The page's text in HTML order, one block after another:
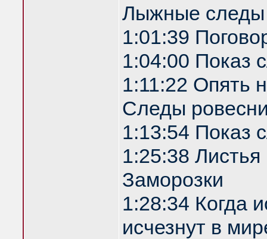
Лыжные следы
1:01:39
1:04:00 Показ
1:11:22 Опять
Следы
1:13:54 Показ
1:25:38
Заморозки
1:28:34 Когда
исчезнут в